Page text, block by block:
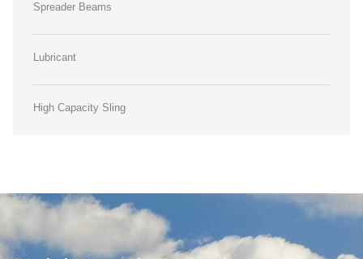
Spreader Beams
Lubricant
High Capacity Sling